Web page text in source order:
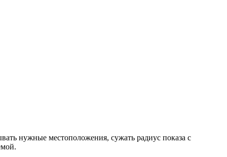
нужные местоположения, сужать радиус показа с